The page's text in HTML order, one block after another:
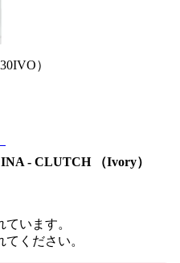
）
- CLUTCH （Ivory）
います。
ください。